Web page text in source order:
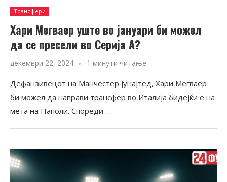
Трансфери
Хари Мегваер уште во јануари би можел
да се пресели во Серија А?
декември 22, 2024 1 минути читање
Дефанзивецот на Манчестер јунајтед, Хари Мегваер
би можел да направи трансфер во Италија бидејќи е на
мета на Наполи. Спореди …